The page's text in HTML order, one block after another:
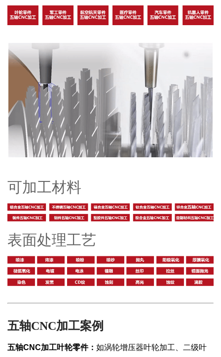
可加工材料
表面处理工艺
五轴CNC加工案例
五轴CNC加工叶轮零件： 如涡轮增压器叶轮加工、二级叶